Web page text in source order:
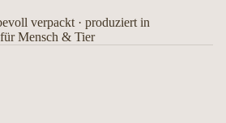
verpackt · produziert in
Mensch & Tier